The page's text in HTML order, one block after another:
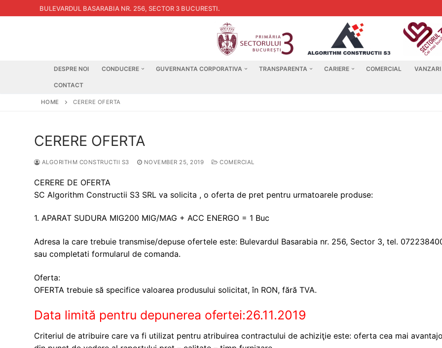
to
BULEVARDUL BASARABIA NR. 256, SECTOR 3 BUCURESTI.
DESPRE NOI CONDUCERE GUVERNANTA CORPORATIVA TRANSPARENTA CARIERE COMERCIAL
CONTACT
HOME CERERE OFERTA
CERERE OFERTA
ALGORITHM CONSTRUCTII S3 NOVEMBER 25, 2019 COMERCIAL
CERERE DE OFERTA
SC Algorithm Constructii S3 SRL va solicita , o oferta de pret pentru urmatoarele produse:
1. APARAT SUDURA MIG200 MIG/MAG + ACC ENERGO = 1 Buc
Adresa la care trebuie transmise/depuse ofertele este: Bulevardul Basarabia nr. 256, Sector 3, tel.
sau completati formularul de comanda.
Oferta:
OFERTA trebuie să specifice valoarea produsului solicitat, în RON, fără TVA.
Data limită pentru depunerea ofertei:26.11.2019
Criteriul de atribuire care va fi utilizat pentru atribuirea contractului de achiziţie este: oferta cea mai